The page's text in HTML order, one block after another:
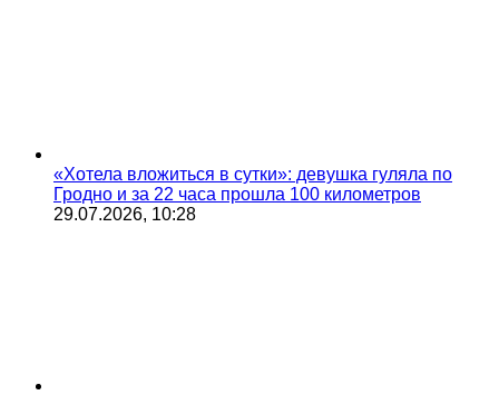
«Хотела вложиться в сутки»: девушка гуляла по
Гродно и за 22 часа прошла 100 километров
29.07.2026, 10:28